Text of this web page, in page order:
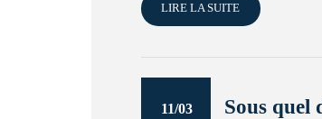
LIRE LA SUITE
11/03
Sous quel